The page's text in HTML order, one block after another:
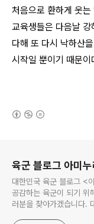
처음으로 환하게 웃는
교육생들은 다음날
다해 또 다시 낙하산
시작일 뿐이기 때문이
육군 블로그 아미누
대한민국 육군 블로그 <
공감하는 육군이 되기 위
러분을 찾아가겠습니다.